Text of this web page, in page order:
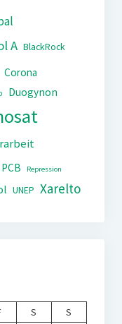
A BlackRock
Corona
Duogynon
PCB Repression
UNEP Xarelto
S S